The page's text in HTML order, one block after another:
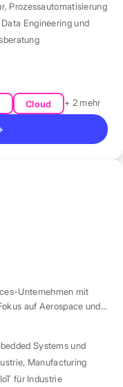
, Prozessautomatisierung
Data Engineering und
Cloud + 2 mehr
Unternehmen mit
auf Aerospace und
Systems und
, Manufacturing
für Industrie